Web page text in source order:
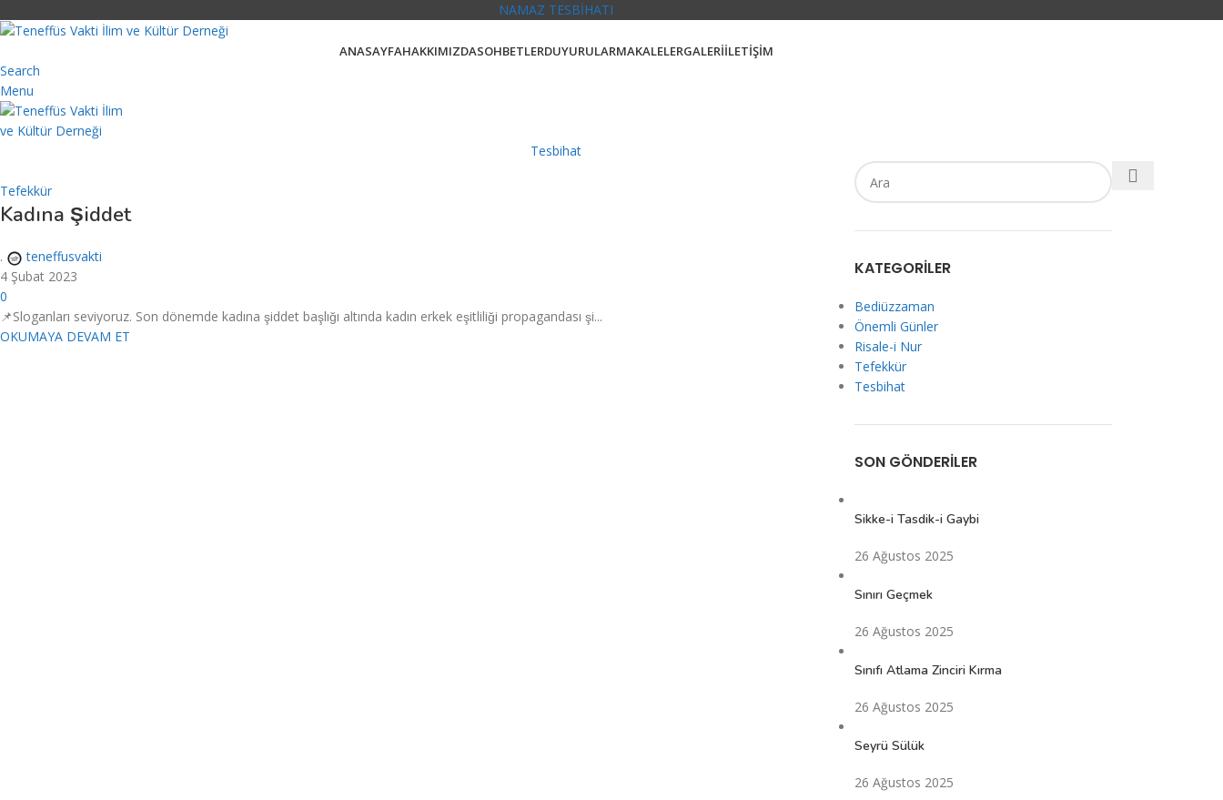
NAMAZ TESBİHATI
ANASAYFAHAKKIMIZDASOHBETLERDUYURULARMAKALELERGALERİİLETİŞİM
Search
Menu
Tesbihat
Tefekkür
Kadına Şiddet
.
teneffusvakti
4 Şubat 2023
0
📌Sloganları seviyoruz. Son dönemde kadına şiddet başlığı altında kadın erkek eşitliliği propagandası şi...
OKUMAYA DEVAM ET
KATEGORILER
Bediüzzaman
Önemli Günler
Risale-i Nur
Tefekkür
Tesbihat
SON GÖNDERILER
Sikke-i Tasdik-i Gaybi
26 Ağustos 2025
Sınırı Geçmek
26 Ağustos 2025
Sınıfı Atlama Zinciri Kırma
26 Ağustos 2025
Seyrü Sülük
26 Ağustos 2025